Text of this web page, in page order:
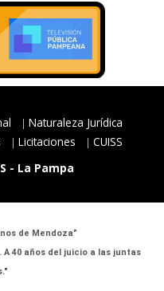
Naturaleza Jurídica
Licitaciones
CUISS
- La Pampa
de Mendoza”
40 años del juicio a las juntas